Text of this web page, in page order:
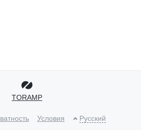
TORAMP
Условия Русский